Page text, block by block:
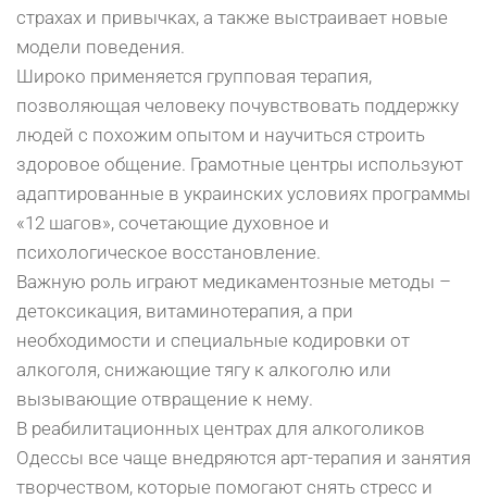
страхах и привычках, а также выстраивает новые
модели поведения.
Широко применяется групповая терапия,
позволяющая человеку почувствовать поддержку
людей с похожим опытом и научиться строить
здоровое общение. Грамотные центры используют
адаптированные в украинских условиях программы
«12 шагов», сочетающие духовное и
психологическое восстановление.
Важную роль играют медикаментозные методы –
детоксикация, витаминотерапия, а при
необходимости и специальные кодировки от
алкоголя, снижающие тягу к алкоголю или
вызывающие отвращение к нему.
В реабилитационных центрах для алкоголиков
Одессы все чаще внедряются арт-терапия и занятия
творчеством, которые помогают снять стресс и